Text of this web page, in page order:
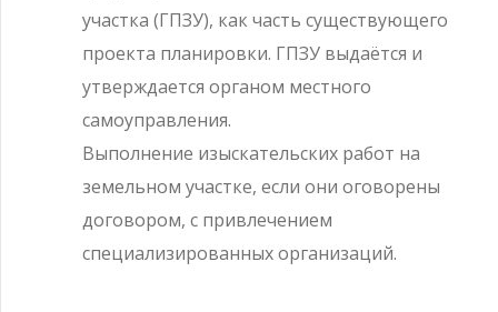
участка (ГПЗУ), как часть существующего
проекта планировки. ГПЗУ выдаётся и
утверждается органом местного
самоуправления.
Выполнение изыскательских работ на
земельном участке, если они оговорены
договором, с привлечением
специализированных организаций.